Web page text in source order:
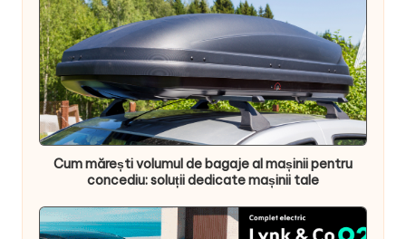
Cum mărești volumul de bagaje al mașinii pentru
concediu: soluții dedicate mașinii tale